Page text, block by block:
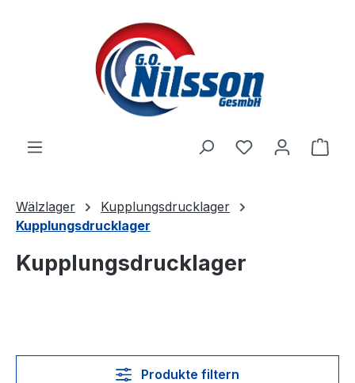
Zum Hauptinhalt springen
Wälzlager
Kupplungsdrucklager
Kupplungsdrucklager
Kupplungsdrucklager
Produkte filtern